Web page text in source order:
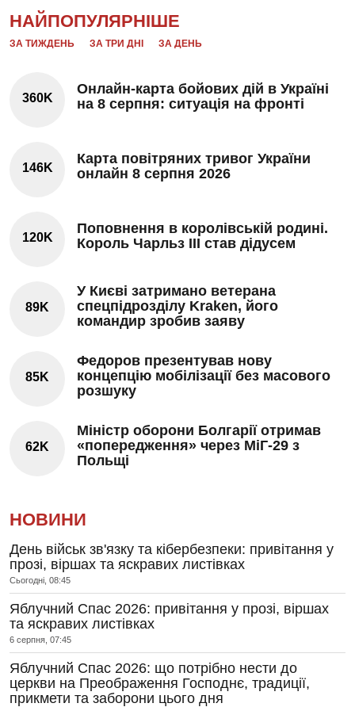
НАЙПОПУЛЯРНІШЕ
ЗА ТИЖДЕНЬ ЗА ТРИ ДНІ ЗА ДЕНЬ
360K
Онлайн-карта бойових дій в Україні
на 8 серпня: ситуація на фронті
146K
Карта повітряних тривог України
онлайн 8 серпня 2026
120K
Поповнення в королівській родині.
Король Чарльз III став дідусем
89K
У Києві затримано ветерана
спецпідрозділу Kraken, його
командир зробив заяву
85K
Федоров презентував нову
концепцію мобілізації без масового
розшуку
62K
Міністр оборони Болгарії отримав
«попередження» через МіГ-29 з
Польщі
НОВИНИ
День військ зв'язку та кібербезпеки: привітання у
прозі, віршах та яскравих листівках
Сьогодні, 08:45
Яблучний Спас 2026: привітання у прозі, віршах
та яскравих листівках
6 серпня, 07:45
Яблучний Спас 2026: що потрібно нести до
церкви на Преображення Господнє, традиції,
прикмети та заборони цього дня